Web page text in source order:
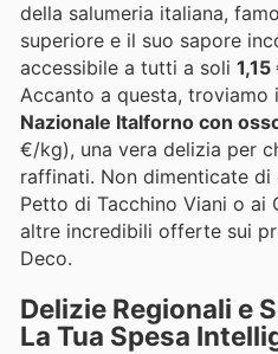
della salumeria italiana,
superiore e il suo sapore
accessibile a tutti a soli
Accanto a questa, troviamo
Nazionale Italforno con
€/kg), una vera delizia per
raffinati. Non dimenticate di
Petto di Tacchino Viani o ai
altre incredibili offerte sui
Deco.
Delizie Regionali e
La Tua Spesa